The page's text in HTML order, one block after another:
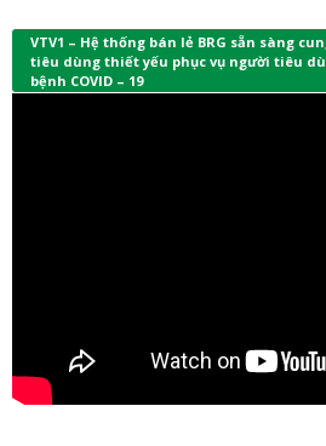
VTV1 – Hệ thống bán lẻ BRG sẵn sàng
tiêu dùng thiết yếu phục vụ người tiêu
bệnh COVID – 19